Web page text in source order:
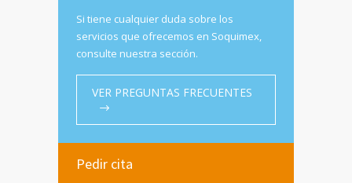
Si tiene cualquier duda sobre los
servicios que ofrecemos en Soquimex,
consulte nuestra sección.
VER PREGUNTAS FRECUENTES
Pedir cita